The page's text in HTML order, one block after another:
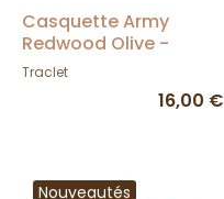
Casquette Army
Redwood Olive -
Traclet
Traclet
16,00 €
Nouveautés